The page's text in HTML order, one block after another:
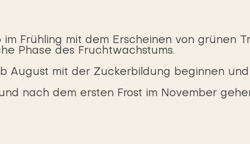
Frühling mit dem Erscheinen von grünen
Phase des Fruchtwachstums.
August mit der Zuckerbildung beginnen
nach dem ersten Frost im November